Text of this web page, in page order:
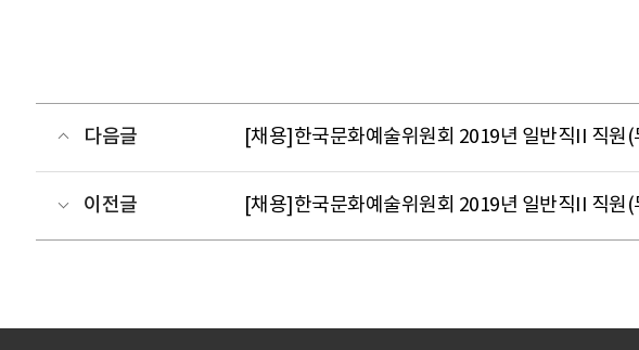
다음글 [채용]한국문화예술위원회 2019년 일반직II 직원
이전글 [채용]한국문화예술위원회 2019년 일반직II 직원(